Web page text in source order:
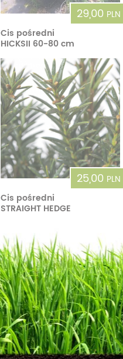
29,00 PLN
Cis pośredni
HICKSII 60-80 cm
25,00 PLN
Cis pośredni
STRAIGHT HEDGE